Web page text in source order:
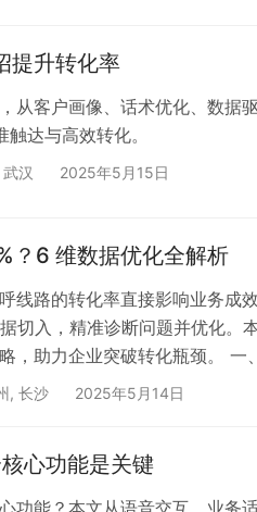
提升转化率
从客户画像、话术优化、数据
达与高效转化。
武汉 2025年5月15日
？6 维数据优化全解析
线路的转化率直接影响业务成
切入，精准诊断问题并优化。
，助力企业突破转化瓶颈。 一
定性与合规性是转化前提。线
监测线路接通率、断线率等指
, 长沙 2025年5月14日
心功能是关键
功能？本文从语音交互、业务